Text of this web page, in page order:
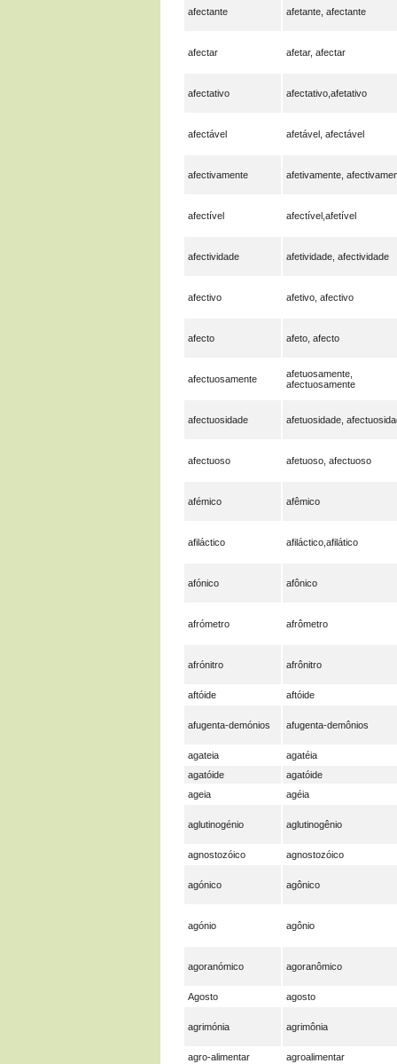
afectante afetante, afectante
afectar afetar, afectar
afectativo afectativo,afetativo
afectável afetável, afectável
afectivamente afetivamente,
afectível afectível,afetível
afectividade afetividade, afectividade
afectivo afetivo, afectivo
afecto afeto, afecto
afectuosamente
afetuosamente,
afectuosamente
afectuosidade afetuosidade,
afectuoso afetuoso, afectuoso
afémico afêmico
afiláctico afiláctico,afilático
afónico afônico
afrómetro afrômetro
afrónitro afrônitro
aftóide aftóide
afugenta-demónios afugenta-demônios
agateia
agatéia
agatóide
agatóide
ageia
agéia
aglutinogénio aglutinogênio
agnostozóico agnostozóico
agónico agônico
agónio agônio
agoranómico agoranômico
Agosto agosto
agrimónia agrimônia
agro-alimentar
agroalimentar